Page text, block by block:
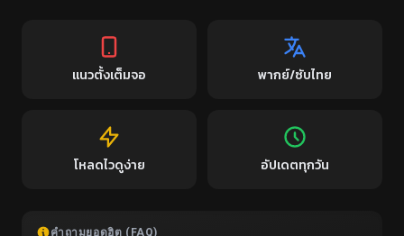
แนวตั้งเต็มจอ พากย์/ซับไทย
โหลดไวดูง่าย อัปเดตทุกวัน
คำถามยอดฮิต (FAQ)